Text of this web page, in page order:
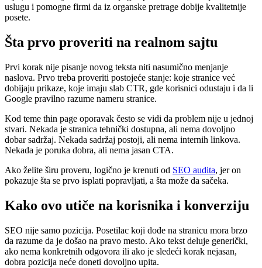
uslugu i pomogne firmi da iz organske pretrage dobije kvalitetnije
posete.
Šta prvo proveriti na realnom sajtu
Prvi korak nije pisanje novog teksta niti nasumično menjanje
naslova. Prvo treba proveriti postojeće stanje: koje stranice već
dobijaju prikaze, koje imaju slab CTR, gde korisnici odustaju i da li
Google pravilno razume nameru stranice.
Kod teme thin page oporavak često se vidi da problem nije u jednoj
stvari. Nekada je stranica tehnički dostupna, ali nema dovoljno
dobar sadržaj. Nekada sadržaj postoji, ali nema internih linkova.
Nekada je poruka dobra, ali nema jasan CTA.
Ako želite širu proveru, logično je krenuti od SEO audita, jer on
pokazuje šta se prvo isplati popravljati, a šta može da sačeka.
Kako ovo utiče na korisnika i konverziju
SEO nije samo pozicija. Posetilac koji dođe na stranicu mora brzo
da razume da je došao na pravo mesto. Ako tekst deluje generički,
ako nema konkretnih odgovora ili ako je sledeći korak nejasan,
dobra pozicija neće doneti dovoljno upita.